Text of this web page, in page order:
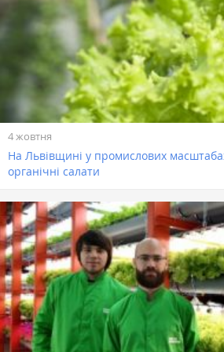
4 жовтня
На Львівщині у промислових
органічні салати